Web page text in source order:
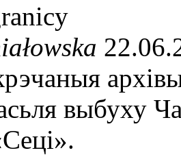
выбуху